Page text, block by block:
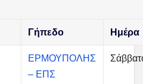
Γήπεδο Ημέρα
ΕΡΜΟΥΠΟΛΗΣ
– ΕΠΣ